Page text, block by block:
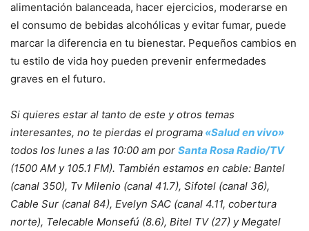
alimentación balanceada, hacer ejercicios, moderarse en
el consumo de bebidas alcohólicas y evitar fumar, puede
marcar la diferencia en tu bienestar. Pequeños cambios en
tu estilo de vida hoy pueden prevenir enfermedades
graves en el futuro.
Si quieres estar al tanto de este y otros temas
interesantes, no te pierdas el programa «Salud en vivo»
todos los lunes a las 10:00 am por Santa Rosa Radio/TV
(1500 AM y 105.1 FM). También estamos en cable: Bantel
(canal 350), Tv Milenio (canal 41.7), Sifotel (canal 36),
Cable Sur (canal 84), Evelyn SAC (canal 4.11, cobertura
norte), Telecable Monsefú (8.6), Bitel TV (27) y Megatel